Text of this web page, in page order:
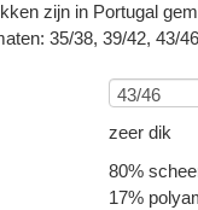
zijn in Portugal
35/38, 39/42, 43/
zeer dik
80%
17%